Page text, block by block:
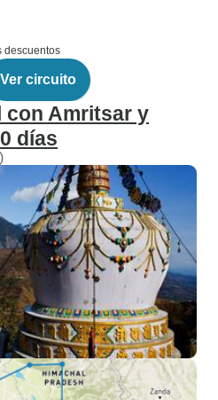
descuentos
Ver circuito
con Amritsar y
días